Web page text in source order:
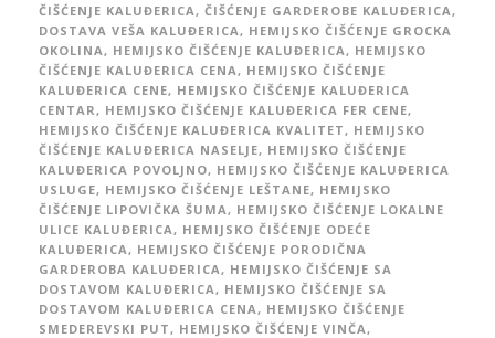
ČIŠĆENJE KALUĐERICA , ČIŠĆENJE GARDEROBE KALUĐERICA ,
DOSTAVA VEŠA KALUĐERICA , HEMIJSKO ČIŠĆENJE GROCKA
OKOLINA , HEMIJSKO ČIŠĆENJE KALUĐERICA , HEMIJSKO
ČIŠĆENJE KALUĐERICA CENA , HEMIJSKO ČIŠĆENJE
KALUĐERICA CENE, HEMIJSKO ČIŠĆENJE KALUĐERICA
CENTAR , HEMIJSKO ČIŠĆENJE KALUĐERICA FER CENE,
HEMIJSKO ČIŠĆENJE KALUĐERICA KVALITET , HEMIJSKO
ČIŠĆENJE KALUĐERICA NASELJE, HEMIJSKO ČIŠĆENJE
KALUĐERICA POVOLJNO, HEMIJSKO ČIŠĆENJE KALUĐERICA
USLUGE, HEMIJSKO ČIŠĆENJE LEŠTANE, HEMIJSKO
ČIŠĆENJE LIPOVIČKA ŠUMA , HEMIJSKO ČIŠĆENJE LOKALNE
ULICE KALUĐERICA , HEMIJSKO ČIŠĆENJE ODEĆE
KALUĐERICA , HEMIJSKO ČIŠĆENJE PORODIČNA
GARDEROBA KALUĐERICA , HEMIJSKO ČIŠĆENJE SA
DOSTAVOM KALUĐERICA , HEMIJSKO ČIŠĆENJE SA
DOSTAVOM KALUĐERICA CENA , HEMIJSKO ČIŠĆENJE
SMEDEREVSKI PUT , HEMIJSKO ČIŠĆENJE VINČA ,